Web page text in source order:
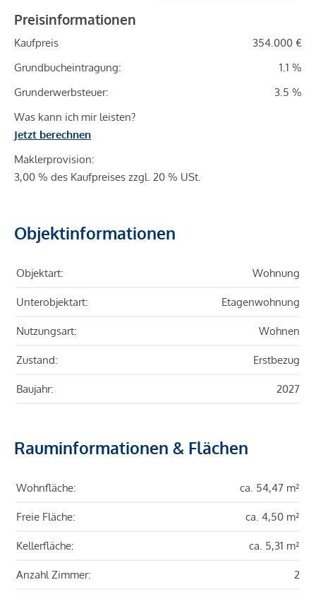
Preisinformationen
Kaufpreis
354.000 €
Grundbucheintragung:
1.1 %
Grunderwerbsteuer:
3.5 %
Was kann ich mir leisten?
Jetzt berechnen
Maklerprovision:
3,00 % des Kaufpreises zzgl. 20 % USt.
Objektinformationen
Objektart: Wohnung
Unterobjektart: Etagenwohnung
Nutzungsart: Wohnen
Zustand: Erstbezug
Baujahr: 2027
Rauminformationen & Flächen
Wohnfläche: ca. 54,47 m²
Freie Fläche: ca. 4,50 m²
Kellerfläche: ca. 5,31 m²
Anzahl Zimmer: 2